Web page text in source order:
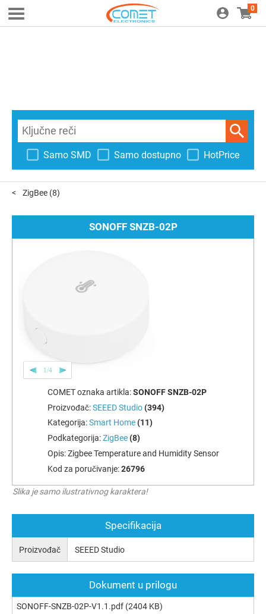
0
Samo SMD Samo dostupno HotPrice
ZigBee (8)
SONOFF SNZB-02P
1/4
COMET oznaka artikla:SONOFF SNZB-02P
Proizvođač:SEEED Studio (394)
Kategorija:Smart Home (11)
Podkategorija:ZigBee (8)
Opis:Zigbee Temperature and Humidity Sensor
Kod za poručivanje:26796
Slika je samo ilustrativnog karaktera!
Specifikacija
Proizvođač SEEED Studio
Dokument u prilogu
SONOFF-SNZB-02P-V1.1.pdf (2404 KB)